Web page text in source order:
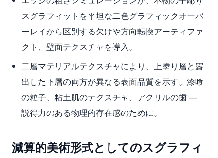
スグラフィットを平坦な二色グラフィックオーバ
ーレイから区別する欠けや方向転換アーティファ
クト、壁面テクスチャを導入。
二層マテリアルテクスチャにより、上塗り層と露
出した下層の両方が異なる表面品質を示す。漆喰
の粒子、粘土肌のテクスチャ、アクリルの歯 —
説得力のある物理的存在感のために。
減算的美術形式としてのスグラフィ